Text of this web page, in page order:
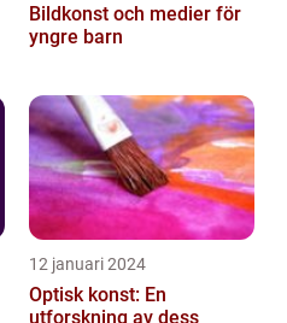
Bildkonst och medier för
yngre barn
12 januari 2024
Optisk konst: En
utforskning av dess